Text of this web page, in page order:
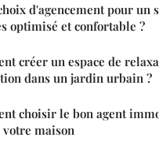
d'agencement pour un
optimisé et confortable ?
créer un espace de
dans un jardin urbain ?
choisir le bon agent
maison